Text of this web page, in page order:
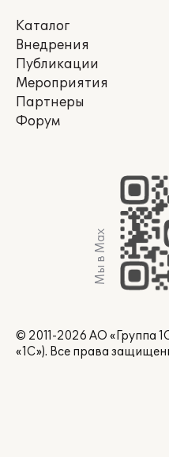
Каталог
Внедрения
Публикации
Мероприятия
Партнеры
Форум
Мы в Max
© 2011-2026 АО «Группа
«1С»). Все права